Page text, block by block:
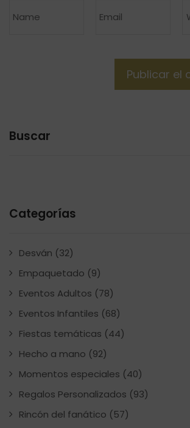
Buscar
Categorías
Desván (32)
Empaquetado (9)
Eventos Adultos (78)
Eventos Infantiles (68)
Fiestas temáticas (44)
Hecho a mano (92)
Momentos especiales (40)
Regalos Personalizados (93)
Rincón del fanático (57)